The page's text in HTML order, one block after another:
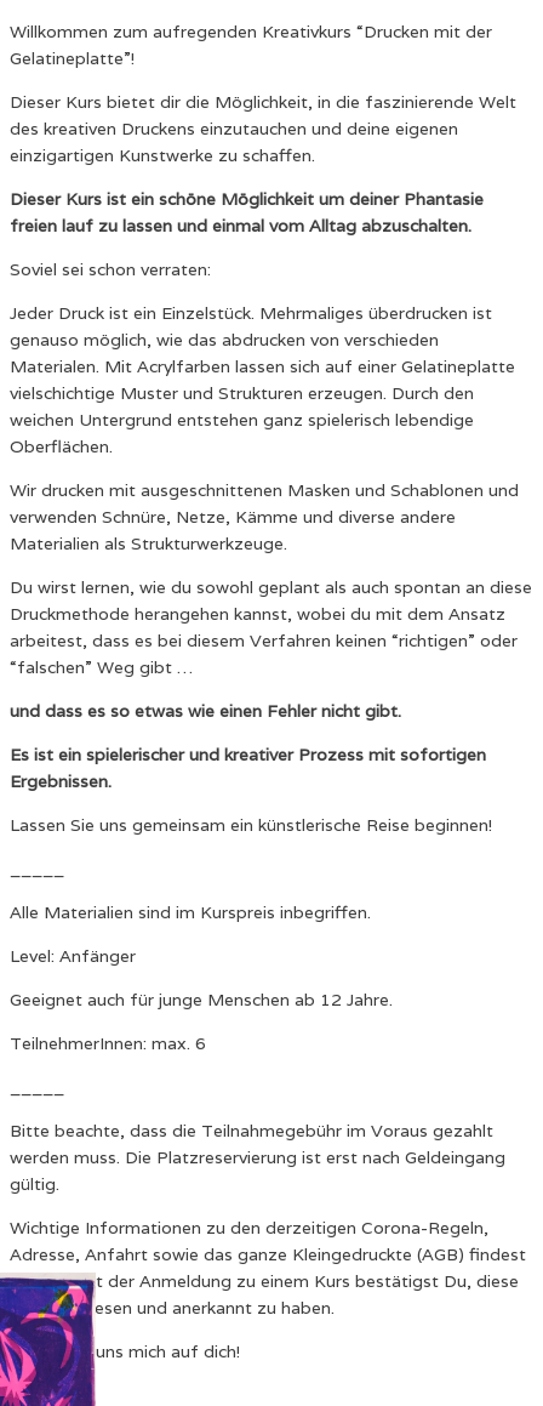
Willkommen zum aufregenden Kreativkurs “Drucken mit der
Gelatineplatte”!
Dieser Kurs bietet dir die Möglichkeit, in die faszinierende Welt
des kreativen Druckens einzutauchen und deine eigenen
einzigartigen Kunstwerke zu schaffen.
Dieser Kurs ist ein schöne Möglichkeit um deiner Phantasie
freien lauf zu lassen und einmal vom Alltag abzuschalten.
Soviel sei schon verraten:
Jeder Druck ist ein Einzelstück. Mehrmaliges überdrucken ist
genauso möglich, wie das abdrucken von verschieden
Materialen. Mit Acrylfarben lassen sich auf einer Gelatineplatte
vielschichtige Muster und Strukturen erzeugen. Durch den
weichen Untergrund entstehen ganz spielerisch lebendige
Oberflächen.
Wir drucken mit ausgeschnittenen Masken und Schablonen und
verwenden Schnüre, Netze, Kämme und diverse andere
Materialien als Strukturwerkzeuge.
Du wirst lernen, wie du sowohl geplant als auch spontan an diese
Druckmethode herangehen kannst, wobei du mit dem Ansatz
arbeitest, dass es bei diesem Verfahren keinen “richtigen” oder
“falschen” Weg gibt …
und dass es so etwas wie einen Fehler nicht gibt.
Es ist ein spielerischer und kreativer Prozess mit sofortigen
Ergebnissen.
Lassen Sie uns gemeinsam ein künstlerische Reise beginnen!
Alle Materialien sind im Kurspreis inbegriffen.
Level: Anfänger
Geeignet auch für junge Menschen ab 12 Jahre.
TeilnehmerInnen: max. 6
Bitte beachte, dass die Teilnahmegebühr im Voraus gezahlt
werden muss. Die Platzreservierung ist erst nach Geldeingang
gültig.
Wichtige Informationen zu den derzeitigen Corona-Regeln,
Adresse, Anfahrt sowie das ganze Kleingedruckte (AGB) findest
Duhier!Mit der Anmeldung zu einem Kurs bestätigst Du, diese
Regeln gelesen und anerkannt zu haben.
Ich freuen uns mich auf dich!